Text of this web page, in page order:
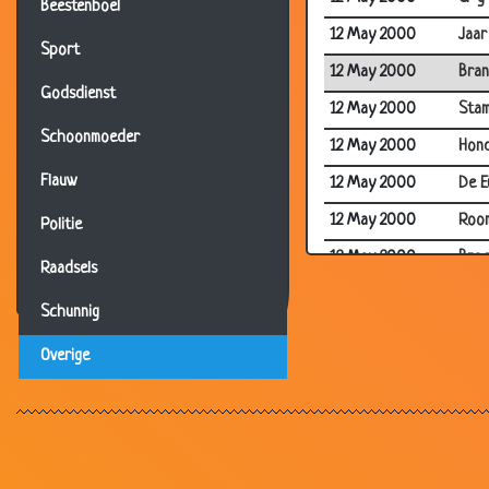
Beestenboel
Sport
Godsdienst
Schoonmoeder
Flauw
Politie
Raadsels
Schunnig
Overige
12 May 2000
12 May 2000
12 May 2000
12 May 2000
12 May 2000
De
12 May 2000
12 May 2000